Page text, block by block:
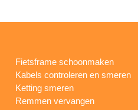
Fietsframe schoonmaken
Kabels controleren en smeren
Ketting smeren
Remmen vervangen